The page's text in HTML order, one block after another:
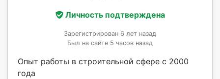
Личность подтверждена
Зарегистрирован 6 лет назад
Был на сайте 5 часов назад
Опыт работы в строительной сфере с 2000
года